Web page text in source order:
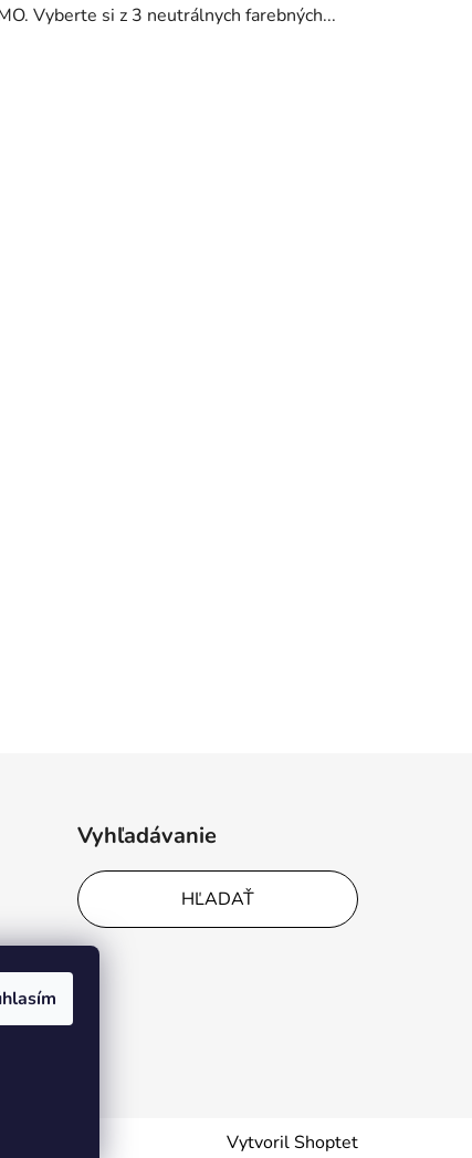
Vyberte si z 3 neutrálnych farebných...
Vyhľadávanie
HĽADAŤ
Vytvoril Shoptet